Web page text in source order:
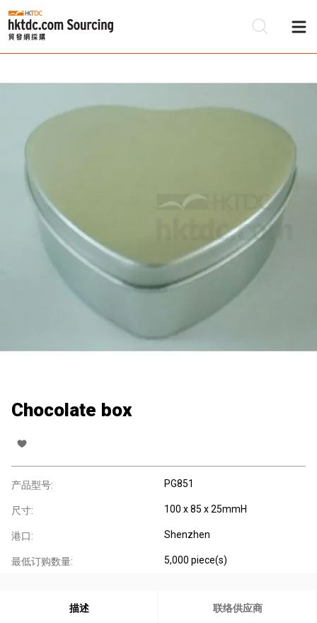
Chocolate box
产品型号: PG851
尺寸: 100 x 85 x 25mmH
港口: Shenzhen
最低订购数量: 5,000 piece(s)
描述 联络供应商